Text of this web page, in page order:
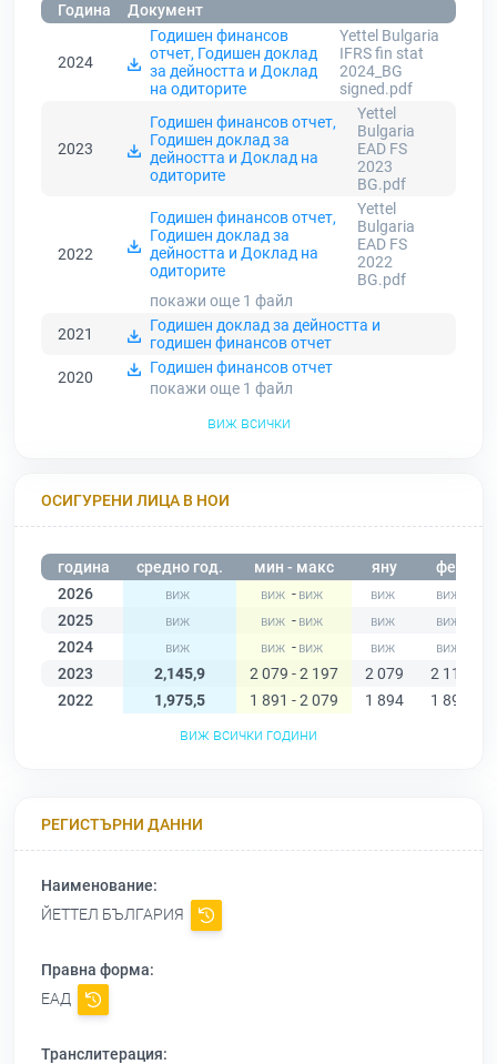
Година Документ
2024
Годишен финансов
отчет, Годишен доклад
за дейността и Доклад
на одиторите
Yettel Bulgaria
IFRS fin stat
2024_BG
signed.pdf
2023
Годишен финансов отчет,
Годишен доклад за
дейността и Доклад на
одиторите
Yettel
Bulgaria
EAD FS
2023
BG.pdf
2022
Годишен финансов отчет,
Годишен доклад за
дейността и Доклад на
одиторите
Yettel
Bulgaria
EAD FS
2022
BG.pdf
покажи още 1 файл
2021
Годишен доклад за дейността и
годишен финансов отчет
2020
Годишен финансов отчет
покажи още 1 файл
виж всички
ОСИГУРЕНИ ЛИЦА В НОИ
година средно год. мин - макс яну
фев
2026
-
2025
-
2024
-
2023
2,145,9 2 079 - 2 197 2 079 2 118
2022
1,975,5 1 891 - 2 079 1 894 1 891
виж всички години
РЕГИСТЪРНИ ДАННИ
Наименование:
ЙЕТТЕЛ БЪЛГАРИЯ
Правна форма:
ЕАД
Транслитерация: